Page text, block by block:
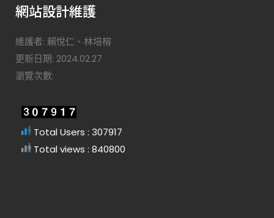
網站設計維護
維護者: 賴悅仁、林培榕
更新日期: 2024.02.27
瀏覽次數:
Total Users : 307917
Total views : 840800